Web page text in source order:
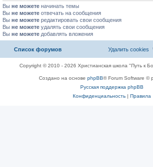
Вы не можете начинать темы
Вы не можете отвечать на сообщения
Вы не можете редактировать свои сообщения
Вы не можете удалять свои сообщения
Вы не можете добавлять вложения
Список форумов Удалить cookies
Copyright © 2010 - 2026 Христианская школа "Путь к
Создано на основе phpBB® Forum Software ©
Русская поддержка phpBB
Конфиденциальность| Правила